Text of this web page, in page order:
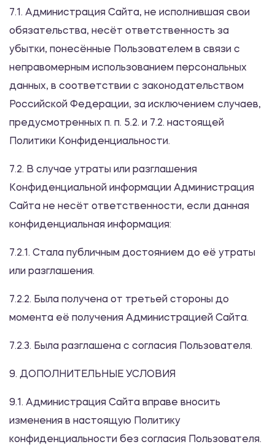
7.1. Администрация Сайта, не исполнившая свои
обязательства, несёт ответственность за
убытки, понесённые Пользователем в связи с
неправомерным использованием персональных
данных, в соответствии с законодательством
Российской Федерации, за исключением случаев,
предусмотренных п. п. 5.2. и 7.2. настоящей
Политики Конфиденциальности.
7.2. В случае утраты или разглашения
Конфиденциальной информации Администрация
Сайта не несёт ответственности, если данная
конфиденциальная информация:
7.2.1. Стала публичным достоянием до её утраты
или разглашения.
7.2.2. Была получена от третьей стороны до
момента её получения Администрацией Сайта.
7.2.3. Была разглашена с согласия Пользователя.
9. ДОПОЛНИТЕЛЬНЫЕ УСЛОВИЯ
9.1. Администрация Сайта вправе вносить
изменения в настоящую Политику
конфиденциальности без согласия Пользователя.